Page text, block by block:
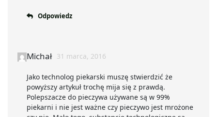
Odpowiedz
Michał 31 marca, 2016
Jako technolog piekarski muszę stwierdzić że
powyższy artykuł trochę mija się z prawdą.
Polepszacze do pieczywa używane są w 99%
piekarni i nie jest ważne czy pieczywo jest mrożone